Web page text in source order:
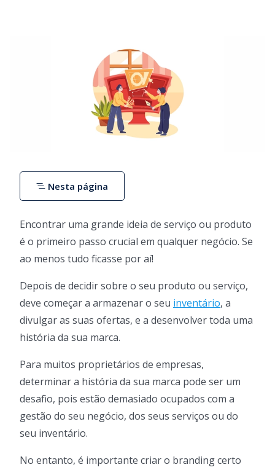
Encontrar uma grande ideia de serviço ou produto
é o primeiro passo crucial em qualquer negócio. Se
ao menos tudo ficasse por aí!
Depois de decidir sobre o seu produto ou serviço,
deve começar a armazenar o seu inventário, a
divulgar as suas ofertas, e a desenvolver toda uma
história da sua marca.
Para muitos proprietários de empresas,
determinar a história da sua marca pode ser um
desafio, pois estão demasiado ocupados com a
gestão do seu negócio, dos seus serviços ou do
seu inventário.
No entanto, é importante criar o branding certo
Nesta página